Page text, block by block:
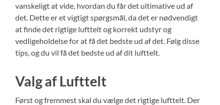
vanskeligt at vide, hvordan du får det ultimative ud af
det. Dette er et vigtigt spørgsmål, da det er nødvendigt
at finde det rigtige lufttelt og korrekt udstyr og
vedligeholdelse for at få det bedste ud af det. Følg disse
tips, og du vil få det bedste ud af dit lufttelt.
Valg af Lufttelt
Først og fremmest skal du vælge det rigtige lufttelt. Der